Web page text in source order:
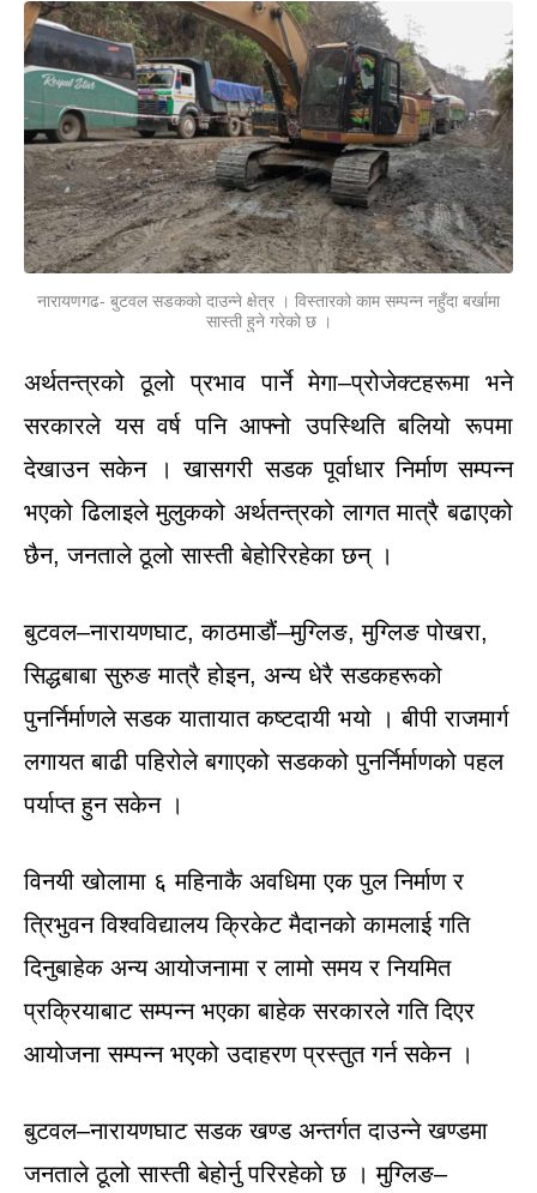
नारायणगढ- बुटवल सडकको दाउन्ने क्षेत्र । विस्तारको काम सम्पन्न नहुँदा बर्खामा
सास्ती हुने गरेको छ ।
अर्थतन्त्रको ठूलो प्रभाव पार्ने मेगा–प्रोजेक्टहरूमा भने
सरकारले यस वर्ष पनि आफ्नो उपस्थिति बलियो रूपमा
देखाउन सकेन । खासगरी सडक पूर्वाधार निर्माण सम्पन्न
भएको ढिलाइले मुलुकको अर्थतन्त्रको लागत मात्रै बढाएको
छैन, जनताले ठूलो सास्ती बेहोरिरहेका छन् ।
बुटवल–नारायणघाट, काठमाडौं–मुग्लिङ, मुग्लिङ पोखरा,
सिद्धबाबा सुरुङ मात्रै होइन, अन्य धेरै सडकहरूको
पुनर्निर्माणले सडक यातायात कष्टदायी भयो । बीपी राजमार्ग
लगायत बाढी पहिरोले बगाएको सडकको पुनर्निर्माणको पहल
पर्याप्त हुन सकेन ।
विनयी खोलामा ६ महिनाकै अवधिमा एक पुल निर्माण र
त्रिभुवन विश्वविद्यालय क्रिकेट मैदानको कामलाई गति
दिनुबाहेक अन्य आयोजनामा र लामो समय र नियमित
प्रक्रियाबाट सम्पन्न भएका बाहेक सरकारले गति दिएर
आयोजना सम्पन्न भएको उदाहरण प्रस्तुत गर्न सकेन ।
बुटवल–नारायणघाट सडक खण्ड अन्तर्गत दाउन्ने खण्डमा
जनताले ठूलो सास्ती बेहोर्नु परिरहेको छ । मुग्लिङ–